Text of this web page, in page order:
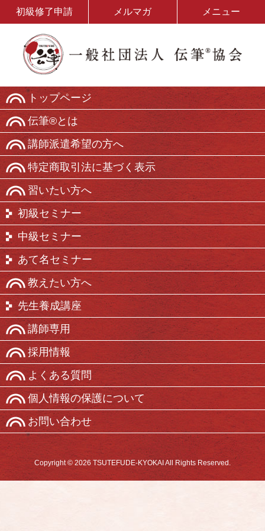
初級修了申請 メルマガ メニュー
トップページ
伝筆®とは
講師派遣希望の方へ
特定商取引法に基づく表示
習いたい方へ
初級セミナー
中級セミナー
あて名セミナー
教えたい方へ
先生養成講座
講師専用
採用情報
よくある質問
個人情報の保護について
お問い合わせ
Copyright © 2026 TSUTEFUDE-KYOKAI All Rights Reserved.